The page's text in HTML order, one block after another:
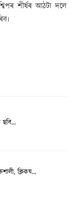
শীৰ্ষৰ আঠটা দলে
ছবি...
ক্লিকয...